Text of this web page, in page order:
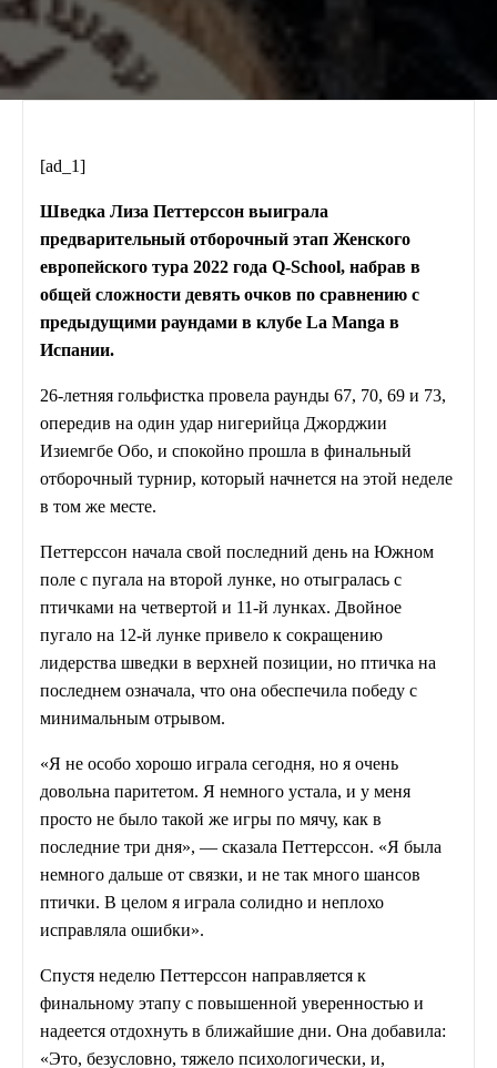
[ad_1]
Шведка Лиза Петтерссон выиграла
предварительный отборочный этап Женского
европейского тура 2022 года Q-School, набрав в
общей сложности девять очков по сравнению с
предыдущими раундами в клубе La Manga в
Испании.
26-летняя гольфистка провела раунды 67, 70, 69 и 73,
опередив на один удар нигерийца Джорджии
Изиемгбе Обо, и спокойно прошла в финальный
отборочный турнир, который начнется на этой неделе
в том же месте.
Петтерссон начала свой последний день на Южном
поле с пугала на второй лунке, но отыгралась с
птичками на четвертой и 11-й лунках. Двойное
пугало на 12-й лунке привело к сокращению
лидерства шведки в верхней позиции, но птичка на
последнем означала, что она обеспечила победу с
минимальным отрывом.
«Я не особо хорошо играла сегодня, но я очень
довольна паритетом. Я немного устала, и у меня
просто не было такой же игры по мячу, как в
последние три дня», — сказала Петтерссон. «Я была
немного дальше от связки, и не так много шансов
птички. В целом я играла солидно и неплохо
исправляла ошибки».
Спустя неделю Петтерссон направляется к
финальному этапу с повышенной уверенностью и
надеется отдохнуть в ближайшие дни. Она добавила:
«Это, безусловно, тяжело психологически, и,